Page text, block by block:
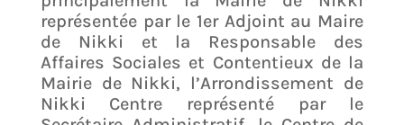
représentée par le 1er Adjoint au Maire
de Nikki et la Responsable des
Affaires Sociales et Contentieux de la
Mairie de Nikki, l’Arrondissement de
Nikki Centre représenté par le